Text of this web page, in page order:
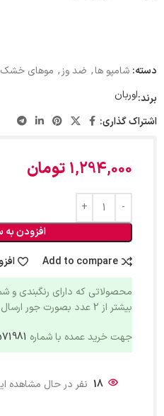
دسته: شامپو ها, ضد وز, موهای خشک
برند:اوربان
اشتراک گذاری:
1,294,000 تومان
افزودن به
Add to compare
محصولاتی که دارای رنگبندی و
بیشتر از 2 عدد بصورت جور ارسال می شود.
جهت خرید عمده با شماره
18 نفر در حال مشاهده